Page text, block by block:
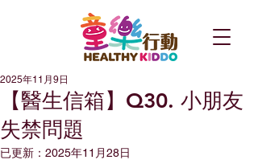
【醫生信箱】Q30. 小朋友
失禁問題
2025年11月9日
已更新： 2025年11月28日